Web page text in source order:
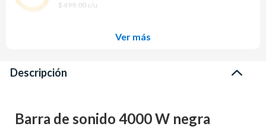
$ 499,00 c/u
Ver más
Descripción
Barra de sonido 4000 W negra